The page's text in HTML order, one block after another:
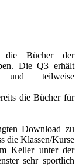
die Bücher der
Die Q3 erhält
und teilweise
die Bücher für
Download zu
die Klassen/Kurse
Keller unter der
sehr sportlich